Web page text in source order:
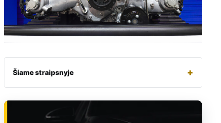
Šiame straipsnyje +